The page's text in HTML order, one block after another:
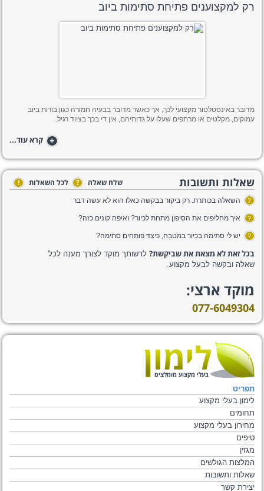
רק למקצוענים פתיחת סתימות ביוב
מדובר באינסטלטור מקצועי לכך, אך כאשר מדובר בבעיה חמורה כגון:בורות ביוב
עמוקים, מקלטים או מרתפים שעלו על גדותיהם, אין די בכך בציוד רגיל.
+ קרא עוד...
שאלות ותשובות לכל השאלות ! שלח שאלה ?
? השאלה בכותרת. רק ביקור בבקשה כאלו הוא לא עשה דבר
? איך מחליפים את הסיפון מתחת לכיור? ואיפה קונים כזה?
? יש לי סתימה בכיור במטבח, כיצד פותחים סתימה?
בכל זאת לא מצאת את שביקשת? לרשותך מוקד לצורך מענה לכל
שאלה ובקשה לבעל מקצוע.
מוקד ארצי:
077-6049304
בעלי מקצוע מומלצים
תפריט
לימון בעלי מקצוע
תחומים
מחירון בעלי מקצוע
טיפים
מגזין
המלצות הגולשים
שאלות ותשובות
יצירת קשר